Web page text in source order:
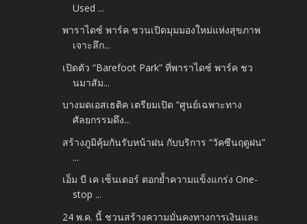
Used ...
พาราไดซ์ พาร์ค ชวนเปิดมุมมองใหม่แห่งสุขภาพ
เจาะลึก...
เปิดตัว “Barefoot Park” ที่พาราไดซ์ พาร์ค ชว
นมาสัม...
บางมดเอสเธติค เตรียมเปิด “ศูนย์เฉพาะทาง
ศัลยกรรมดึง...
สร้างภูมิคุ้มกันรับหน้าฝน กับบริการ “วัคซีนฤดูฝน”
...
เอ็ม บี เค เซ็นเตอร์ ตอกย้ำความแข็งแกร่ง One-
stop ...
24 พ.ค. นี้ ชวนสร้างความมั่นคงทางการเงินและ